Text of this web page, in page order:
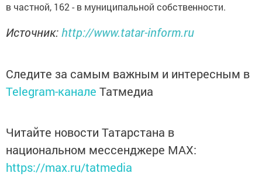
в частной, 162 - в муниципальной собственности.
Источник:http://www.tatar-inform.ru
Следите за самым важным и интересным в
Telegram-канале Татмедиа
Читайте новости Татарстана в
национальном мессенджере MАХ:
https://max.ru/tatmedia